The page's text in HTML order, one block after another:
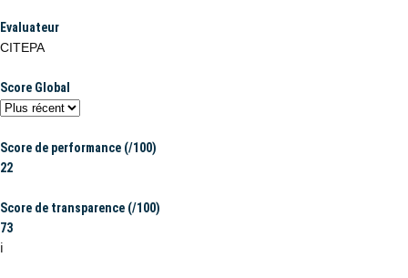
Evaluateur
CITEPA
Score Global
Score de performance (/100)
22
Score de transparence (/100)
73
ℹ️